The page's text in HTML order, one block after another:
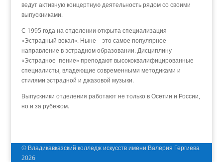
ведут активную концертную деятельность рядом со своими
выпускниками.
С 1995 года на отделении открыта специализация
«Эстрадный вокал». Ныне – это самое популярное
направление в эстрадном образовании. Дисциплину
«Эстрадное пение» преподают высококвалифицированные
специалисты, владеющие современными методиками и
стилями эстрадной и джазовой музыки.
Выпускники отделения работают не только в Осетии и России,
но и за рубежом.
© Владикавказский колледж искусств имени Валерия Гергиева
2026